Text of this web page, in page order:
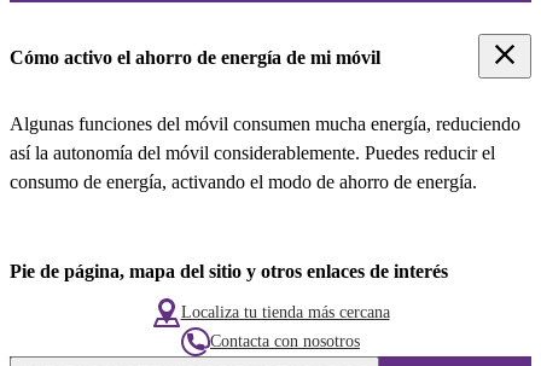
Cómo activo el ahorro de energía de mi móvil
Algunas funciones del móvil consumen mucha energía, reduciendo
así la autonomía del móvil considerablemente. Puedes reducir el
consumo de energía, activando el modo de ahorro de energía.
Pie de página, mapa del sitio y otros enlaces de interés
Localiza tu tienda más cercana
Contacta con nosotros